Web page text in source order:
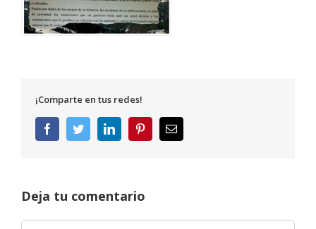
¡Comparte en tus redes!
FacebookTwitterLinkedInPinterestCorreo
electrónico
Deja tu comentario